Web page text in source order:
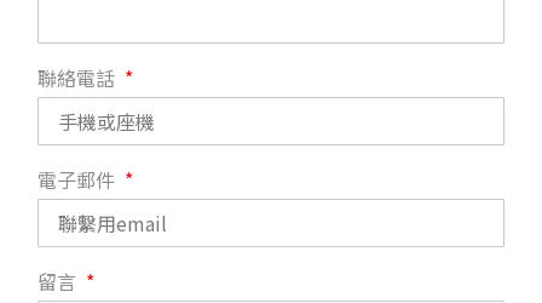
聯絡電話
電子郵件
留言